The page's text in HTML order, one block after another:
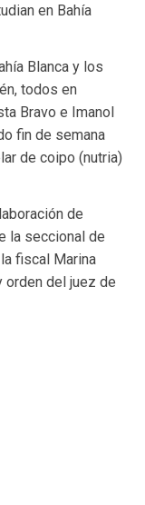
en Bahía
Blanca y los
todos en
Bravo e Imanol
fin de semana
de coipo (nutria)
de
la seccional de
fiscal Marina
orden del juez de